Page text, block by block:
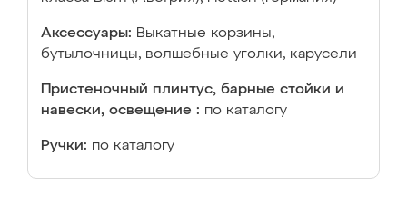
Аксессуары: Выкатные корзины,
бутылочницы, волшебные уголки, карусели
Пристеночный плинтус, барные стойки и
навески, освещение : по каталогу
Ручки: по каталогу